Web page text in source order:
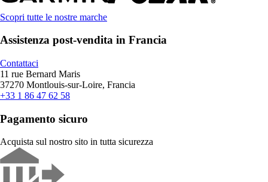
Scopri tutte le nostre marche
Assistenza post-vendita in Francia
Contattaci
11 rue Bernard Maris
37270 Montlouis-sur-Loire, Francia
+33 1 86 47 62 58
Pagamento sicuro
Acquista sul nostro sito in tutta sicurezza